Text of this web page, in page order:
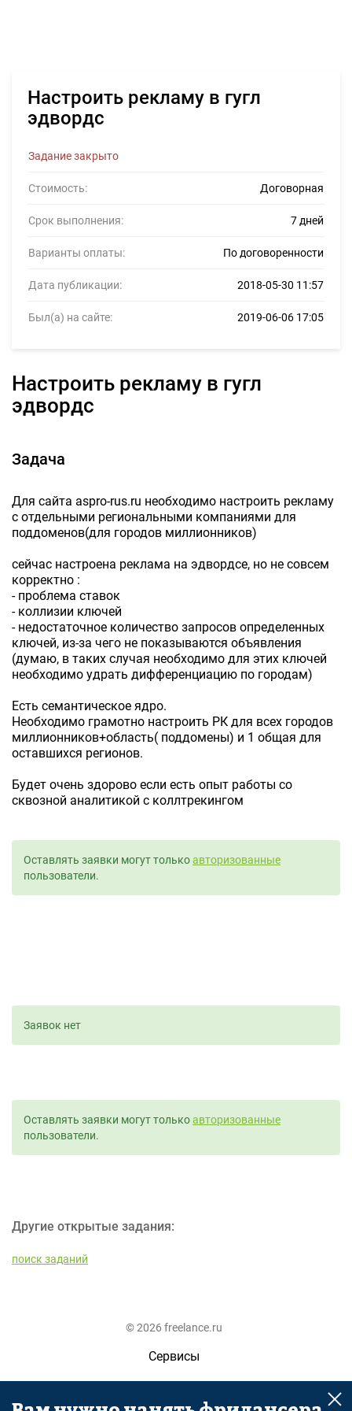
Настроить рекламу в гугл
эдвордс
Задание закрыто
Стоимость: Договорная
Срок выполнения: 7 дней
Варианты оплаты: По договоренности
Дата публикации: 2018-05-30 11:57
Был(а) на сайте: 2019-06-06 17:05
Настроить рекламу в гугл
эдвордс
Задача
Для сайта aspro-rus.ru необходимо настроить рекламу
с отдельными региональными компаниями для
поддоменов(для городов миллионников)
сейчас настроена реклама на эдвордсе, но не совсем
корректно :
- проблема ставок
- коллизии ключей
- недостаточное количество запросов определенных
ключей, из-за чего не показываются объявления
(думаю, в таких случая необходимо для этих ключей
необходимо удрать дифференциацию по городам)
Есть семантическое ядро.
Необходимо грамотно настроить РК для всех городов
миллионников+область( поддомены) и 1 общая для
оставшихся регионов.
Будет очень здорово если есть опыт работы со
сквозной аналитикой с коллтрекингом
Оставлять заявки могут толькоавторизованные
пользователи.
Заявок нет
Оставлять заявки могут толькоавторизованные
пользователи.
Другие открытые задания:
поиск заданий
© 2026 freelance.ru
Сервисы
Помощь